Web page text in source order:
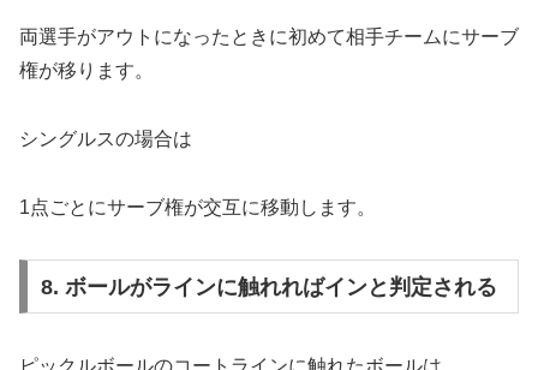
両選手がアウトになったときに初めて相手チームにサーブ
権が移ります。
シングルスの場合は
1点ごとにサーブ権が交互に移動します。
8. ボールがラインに触れればインと判定される
ピックルボールのコートラインに触れたボールは